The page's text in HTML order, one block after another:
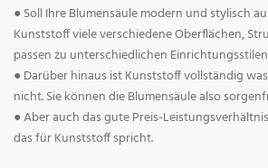
● Soll Ihre Blumensäule modern und stylisch
Kunststoff viele verschiedene Oberflächen,
passen zu unterschiedlichen
● Darüber hinaus ist Kunststoff vollständig
nicht. Sie können die Blumensäule also
● Aber auch das gute Preis-
das für Kunststoff spricht.